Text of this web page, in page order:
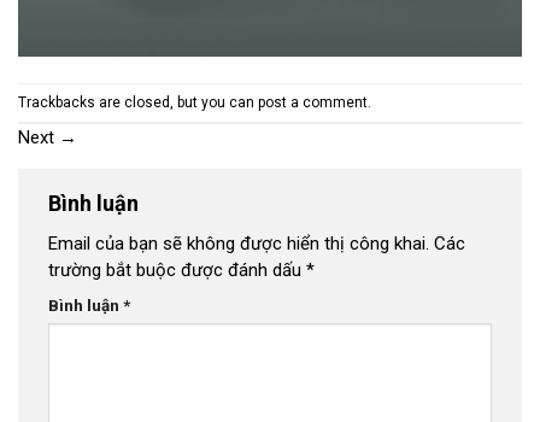
Trackbacks are closed, but you can post a comment.
Next →
Bình luận
Email của bạn sẽ không được hiển thị công khai. Các
trường bắt buộc được đánh dấu *
Bình luận *